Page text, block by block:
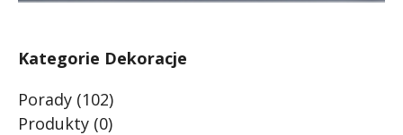
Kategorie Dekoracje
Porady (102)
Produkty (0)